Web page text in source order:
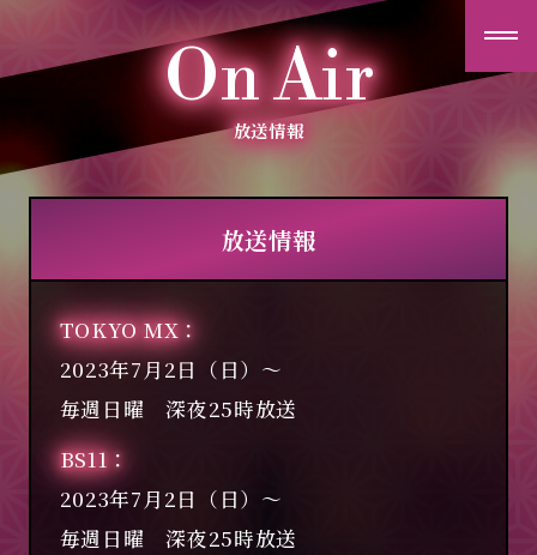
夫
婦
交
歓
ニュース
ストーリー
キャラクター
スタッフ/キャスト
放送情報
On Air
放送情報
放送情報
TOKYO MX
2023年7月2日（日）～
毎週日曜 深夜25時放送
BS11
2023年7月2日（日）～
毎週日曜 深夜25時放送